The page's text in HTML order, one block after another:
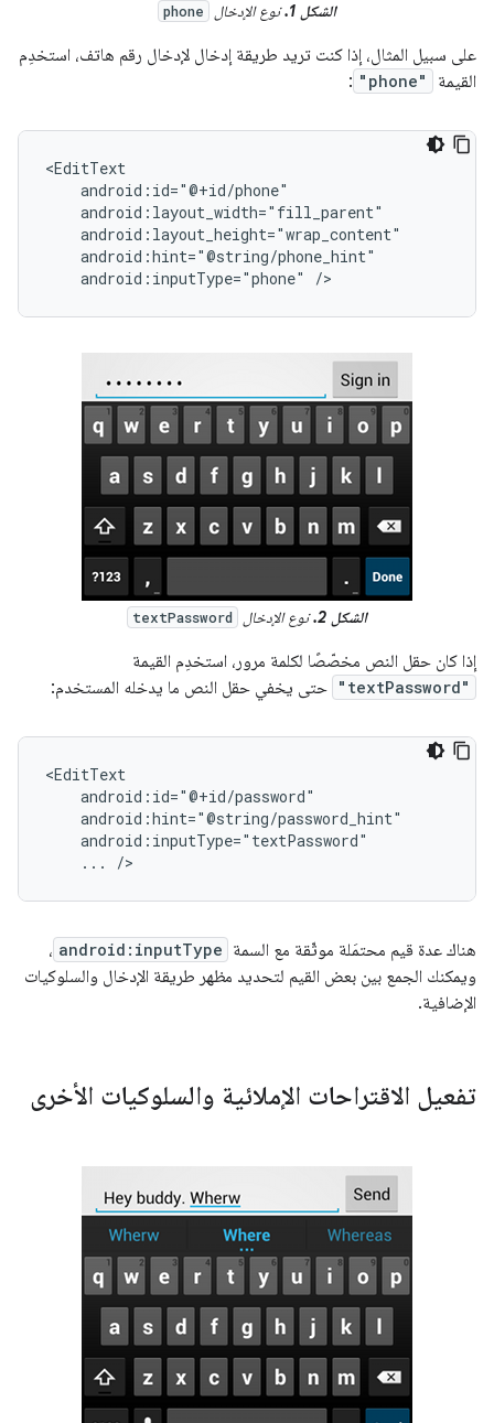
الشكل 1. نوع الإدخال phone
على سبيل المثال، إذا كنت تريد طريقة إدخال لإدخال رقم هاتف، استخدِم
القيمة
"phone"
:
android:inputType="phone"
/>
الشكل 2. نوع الإدخال textPassword
إذا كان حقل النص مخصّصًا لكلمة مرور، استخدِم القيمة
"textPassword" حتى يخفي حقل النص ما يدخله المستخدم:
...
/>
هناك عدة قيم محتمَلة موثّقة مع السمة android:inputType ،
ويمكنك الجمع بين بعض القيم لتحديد مظهر طريقة الإدخال والسلوكيات
الإضافية.
تفعيل الاقتراحات الإملائية والسلوكيات الأخرى